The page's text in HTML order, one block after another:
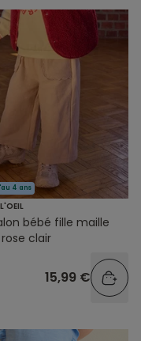
4 ans
bébé fille maille
clair
15,99 €